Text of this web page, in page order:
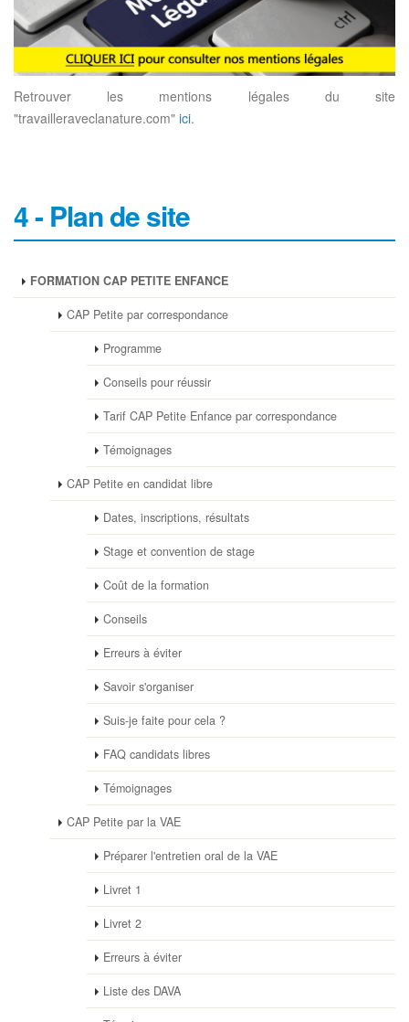
Retrouver les mentions légales du site
"travailleraveclanature.com" ici.
4 - Plan de site
FORMATION CAP PETITE ENFANCE
CAP Petite par correspondance
Programme
Conseils pour réussir
Tarif CAP Petite Enfance par correspondance
Témoignages
CAP Petite en candidat libre
Dates, inscriptions, résultats
Stage et convention de stage
Coût de la formation
Conseils
Erreurs à éviter
Savoir s'organiser
Suis-je faite pour cela ?
FAQ candidats libres
Témoignages
CAP Petite par la VAE
Préparer l'entretien oral de la VAE
Livret 1
Livret 2
Erreurs à éviter
Liste des DAVA